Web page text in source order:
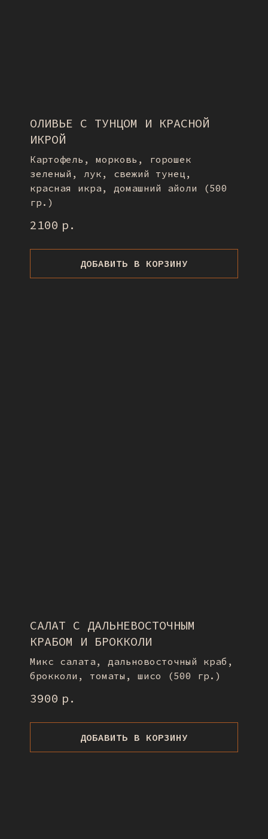
ОЛИВЬЕ С ТУНЦОМ И КРАСНОЙ
ИКРОЙ
Картофель, морковь, горошек
зеленый, лук, свежий тунец,
красная икра, домашний айоли (500
гр.)
2100 р.
ДОБАВИТЬ В КОРЗИНУ
САЛАТ С ДАЛЬНЕВОСТОЧНЫМ
КРАБОМ И БРОККОЛИ
Микс салата, дальновосточный краб,
брокколи, томаты, шисо (500 гр.)
3900 р.
ДОБАВИТЬ В КОРЗИНУ